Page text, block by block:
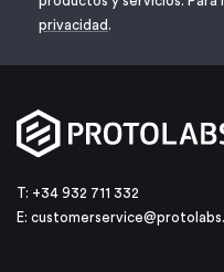
privacidad .
T: +34 932 711 332
E: